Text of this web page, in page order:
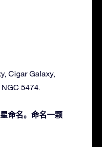
Cigar Galaxy,
5474.
命名。命名一颗